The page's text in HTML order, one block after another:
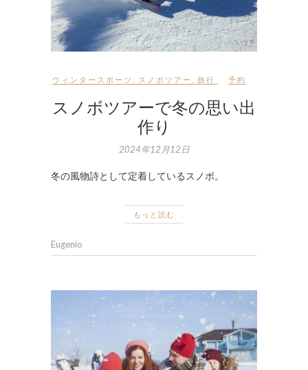
ウィンタースポーツ スノボツアー 旅行 予約
スノボツアーで冬の思い出
作り
2024年12月12日
冬の風物詩として定着しているスノボ。
もっと読む
Eugenio